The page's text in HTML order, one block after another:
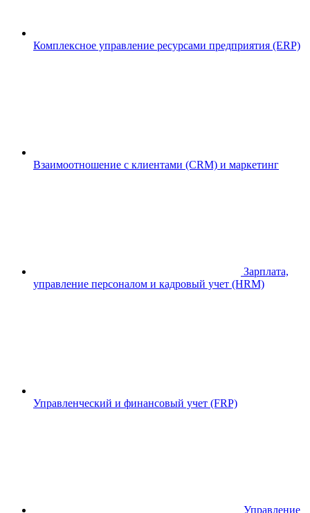
Комплексное управление ресурсами предприятия (ERP)
Взаимоотношение с клиентами (CRM) и маркетинг
Зарплата,
управление персоналом и кадровый учет (HRM)
Управленческий и финансовый учет (FRP)
Управление